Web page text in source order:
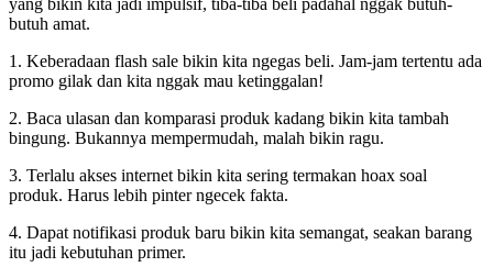
butuh amat.
1. Keberadaan flash sale bikin kita ngegas beli. Jam-jam tertentu ada
promo gilak dan kita nggak mau ketinggalan!
2. Baca ulasan dan komparasi produk kadang bikin kita tambah
bingung. Bukannya mempermudah, malah bikin ragu.
3. Terlalu akses internet bikin kita sering termakan hoax soal
produk. Harus lebih pinter ngecek fakta.
4. Dapat notifikasi produk baru bikin kita semangat, seakan barang
itu jadi kebutuhan primer.